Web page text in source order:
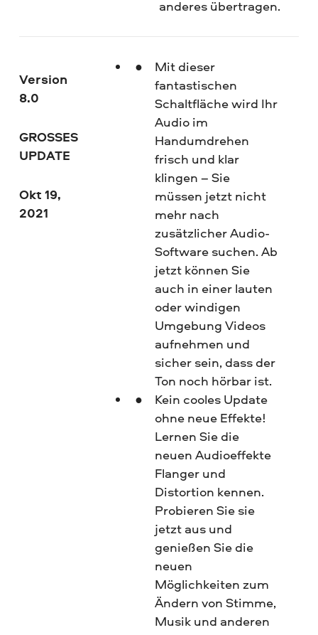
anderes übertragen.
Version
8.0
GROSSES
UPDATE
Okt 19,
2021
Mit dieser
fantastischen
Schaltfläche wird Ihr
Audio im
Handumdrehen
frisch und klar
klingen – Sie
müssen jetzt nicht
mehr nach
zusätzlicher Audio-
Software suchen. Ab
jetzt können Sie
auch in einer lauten
oder windigen
Umgebung Videos
aufnehmen und
sicher sein, dass der
Ton noch hörbar ist.
Kein cooles Update
ohne neue Effekte!
Lernen Sie die
neuen Audioeffekte
Flanger und
Distortion kennen.
Probieren Sie sie
jetzt aus und
genießen Sie die
neuen
Möglichkeiten zum
Ändern von Stimme,
Musik und anderen